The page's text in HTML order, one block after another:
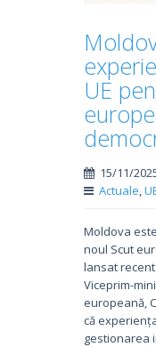
UE
15/11/
Actuale,
Moldova
noul Scut
lansat
Viceprim-
europeană,
că
gestionarea